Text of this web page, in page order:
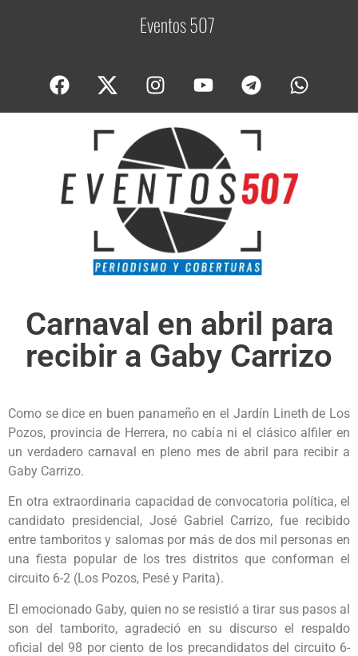
Eventos 507C
Carnaval en abril para
recibir a Gaby Carrizo
Como se dice en buen panameño en el Jardín Lineth de Los
Pozos, provincia de Herrera, no cabía ni el clásico alfiler en
un verdadero carnaval en pleno mes de abril para recibir a
Gaby Carrizo.
En otra extraordinaria capacidad de convocatoria política, el
candidato presidencial, José Gabriel Carrizo, fue recibido
entre tamboritos y salomas por más de dos mil personas en
una fiesta popular de los tres distritos que conforman el
circuito 6-2 (Los Pozos, Pesé y Parita).
El emocionado Gaby, quien no se resistió a tirar sus pasos al
son del tamborito, agradeció en su discurso el respaldo
oficial del 98 por ciento de los precandidatos del circuito 6-